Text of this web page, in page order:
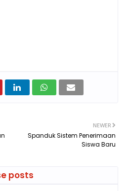
NEWER
Spanduk Sistem Penerimaan
Siswa Baru
posts